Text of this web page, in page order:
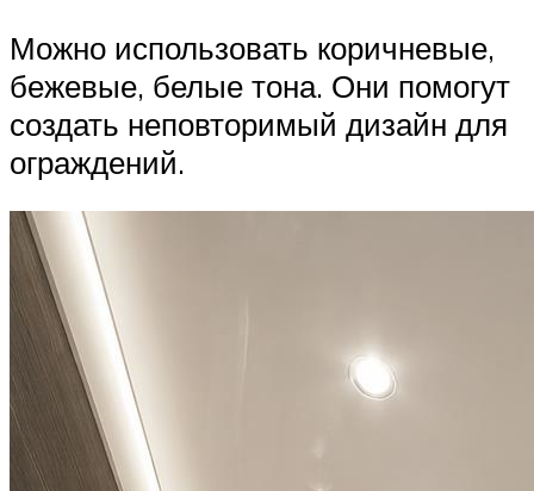
Можно использовать коричневые,
бежевые, белые тона. Они помогут
создать неповторимый дизайн для
ограждений.